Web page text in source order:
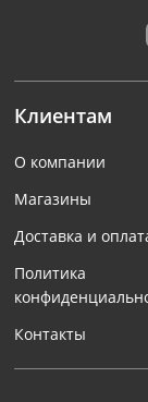
Клиентам
О компании
Магазины
Доставка и
Политика
Контакты